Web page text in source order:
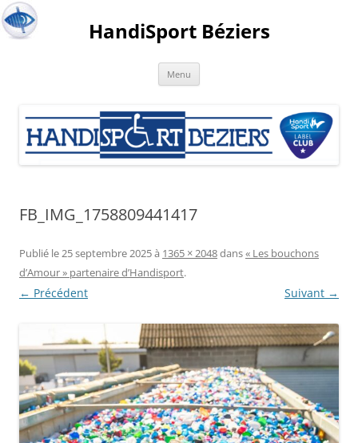
HandiSport Béziers
Menu
FB_IMG_1758809441417
Publié le25 septembre 2025à 1365 × 2048dans« Les bouchons
d’Amour » partenaire d’Handisport.
← Précédent Suivant →